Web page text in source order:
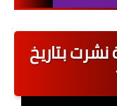
العام بتاريخ